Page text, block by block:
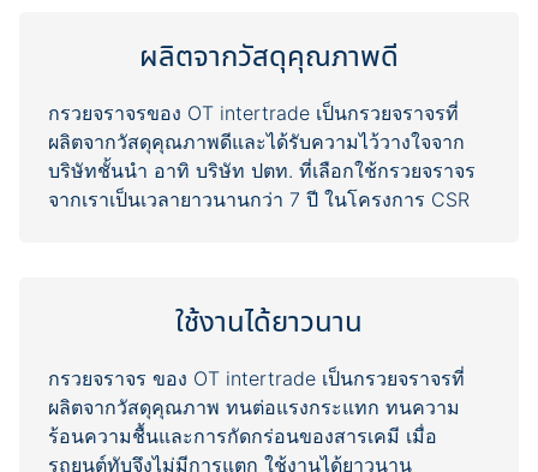
ผลิตจากวัสดุคุณภาพดี
กรวยจราจรของ OT intertrade เป็นกรวยจราจรที่
ผลิตจากวัสดุคุณภาพดีและได้รับความไว้วางใจจาก
บริษัทชั้นนำ อาทิ บริษัท ปตท. ที่เลือกใช้กรวยจราจร
ใช้งานได้ยาวนาน
กรวยจราจร ของ OT intertrade เป็นกรวยจราจรที่
ผลิตจากวัสดุคุณภาพ ทนต่อแรงกระแทก ทนความ
ร้อนความชื้นและการกัดกร่อนของสารเคมี เมื่อ